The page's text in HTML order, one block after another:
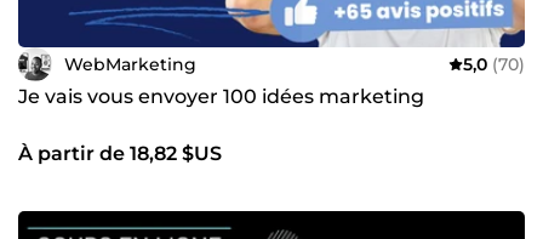
WebMarketing 5,0 (70)
Je vais vous envoyer 100 idées marketing
À partir de 18,82 $US